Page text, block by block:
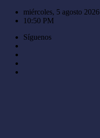
Saltar
miércoles, 5 agosto 2026
10:50 PM
Síguenos